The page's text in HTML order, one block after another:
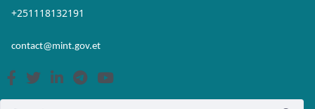
Skip to Main Content
Open Accessibility Menu
+251118132191
contact@mint.gov.et